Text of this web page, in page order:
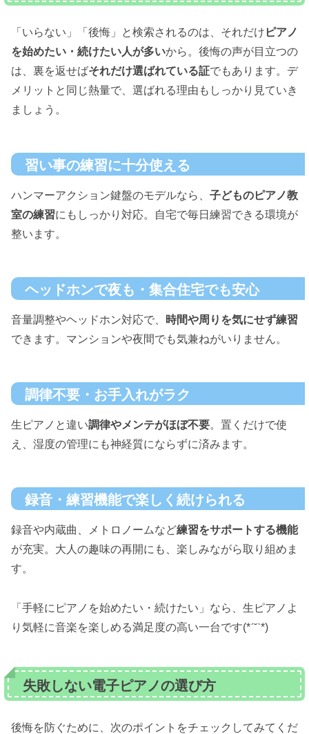
「いらない」「後悔」と検索されるのは、それだけ ピアノ
を始めたい・続けたい人が多いから。後悔の声が目立つの
は、裏を返せばそれだけ選ばれている証でもあります。デ
メリットと同じ熱量で、選ばれる理由もしっかり見ていき
ましょう。
習い事の練習に十分使える
ハンマーアクション鍵盤のモデルなら、 子どものピアノ教
室の練習にもしっかり対応。自宅で毎日練習できる環境が
整います。
ヘッドホンで夜も・集合住宅でも安心
音量調整やヘッドホン対応で、
時間や周りを気にせず練習
できます。マンションや夜間でも気兼ねがいりません。
調律不要・お手入れがラク
生ピアノと違い調律やメンテがほぼ不要。置くだけで使
え、湿度の管理にも神経質にならずに済みます。
録音・練習機能で楽しく続けられる
録音や内蔵曲、メトロノームなど練習をサポートする機能
が充実。大人の趣味の再開にも、楽しみながら取り組めま
す。
「手軽にピアノを始めたい・続けたい」なら、生ピアノよ
り気軽に音楽を楽しめる満足度の高い一台です(*ˊ˘ˋ*)
失敗しない電子ピアノの選び方
後悔を防ぐために、次のポイントをチェックしてみてくだ